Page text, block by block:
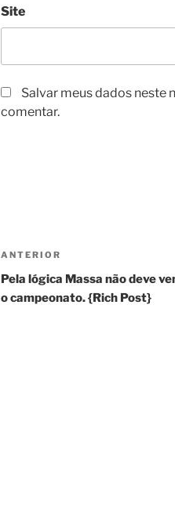
Site
Salvar meus dados neste
comentar.
Navegação
de
Post
Post
anterior
ANTERIOR
Pela lógica Massa não deve
o campeonato. {Rich Post}